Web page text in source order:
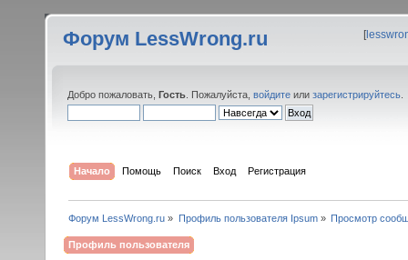
Форум LessWrong.ru [
Добро пожаловать, Гость . Пожалуйста, войдите или зарегистрируйтесь
Начало Помощь Поиск Вход Регистрация
Форум LessWrong.ru » Профиль пользователя Ipsum» Просмотр
Профиль пользователя